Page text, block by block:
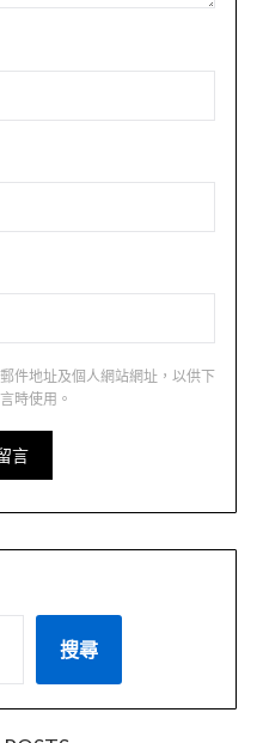
件地址及個人網站網址，以供下
時使用。
搜尋